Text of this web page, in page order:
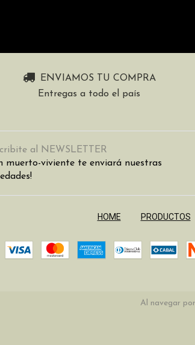
Al navegar
ENVIAMOS TU COMPRA
Entregas a todo el país
al NEWSLETTER
muerto-viviente te enviará nuestras
HOME PRODUCTOS